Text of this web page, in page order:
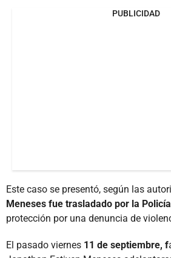
PUBLICIDAD
Este caso se presentó, según las
Meneses fue trasladado por la Policía
protección por una denuncia de
El pasado viernes 11 de septiembre, f